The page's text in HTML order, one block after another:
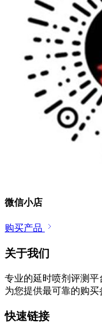
微信小店
购买产品
关于我们
专业的延时喷剂评测平
为您提供最可靠的购买
快速链接